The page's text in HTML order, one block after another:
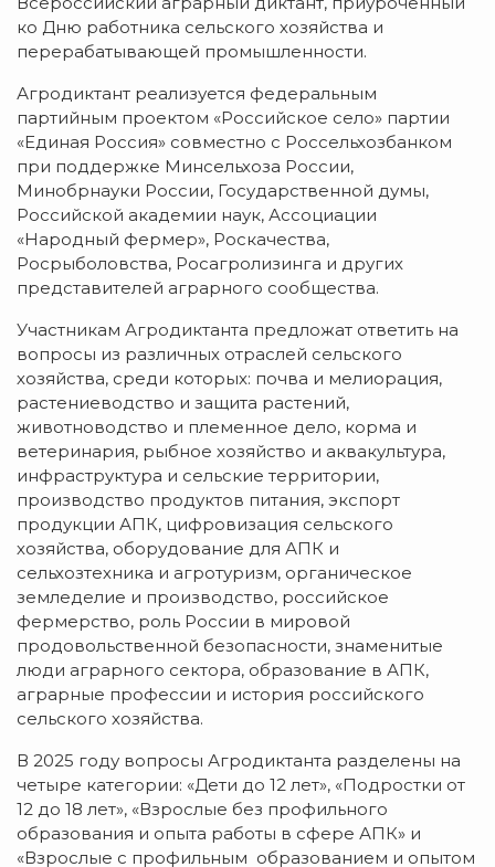
ко Дню работника сельского хозяйства и
перерабатывающей промышленности.
Агродиктант реализуется федеральным
партийным проектом «Российское село» партии
«Единая Россия» совместно с Россельхозбанком
при поддержке Минсельхоза России,
Минобрнауки России, Государственной думы,
Российской академии наук, Ассоциации
«Народный фермер», Роскачества,
Росрыболовства, Росагролизинга и других
представителей аграрного сообщества.
Участникам Агродиктанта предложат ответить на
вопросы из различных отраслей сельского
хозяйства, среди которых: почва и мелиорация,
растениеводство и защита растений,
животноводство и племенное дело, корма и
ветеринария, рыбное хозяйство и аквакультура,
инфраструктура и сельские территории,
производство продуктов питания, экспорт
продукции АПК, цифровизация сельского
хозяйства, оборудование для АПК и
сельхозтехника и агротуризм, органическое
земледелие и производство, российское
фермерство, роль России в мировой
продовольственной безопасности, знаменитые
люди аграрного сектора, образование в АПК,
аграрные профессии и история российского
сельского хозяйства.
В 2025 году вопросы Агродиктанта разделены на
четыре категории: «Дети до 12 лет», «Подростки от
12 до 18 лет», «Взрослые без профильного
образования и опыта работы в сфере АПК» и
«Взрослые с профильным образованием и опытом